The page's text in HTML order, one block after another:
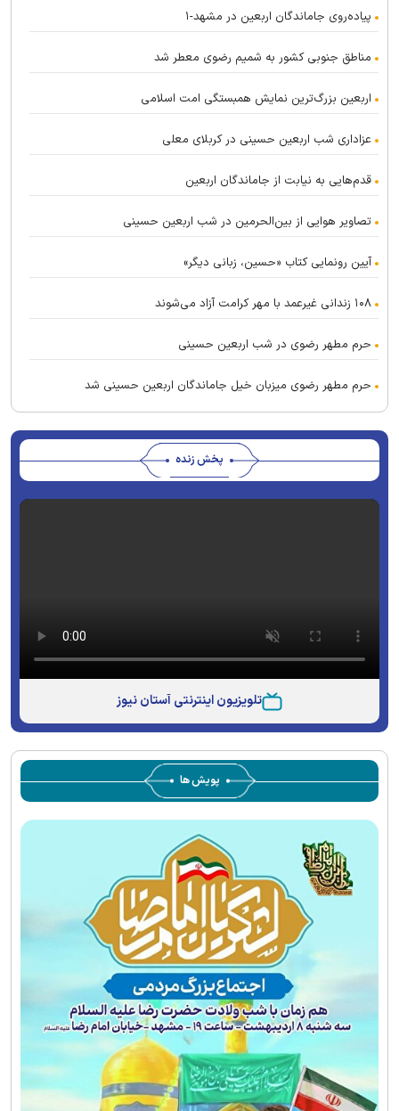
پیاده‌روی جاماندگان اربعین در مشهد-۱
مناطق جنوبی کشور به شمیم رضوی معطر شد
اربعین بزرگ‌ترین نمایش همبستگی امت اسلامی
عزاداری شب اربعین حسینی در کربلای معلی
قدم‌هایی به نیابت از جاماندگان اربعین
تصاویر هوایی از بین‌الحرمین در شب اربعین حسینی
آیین رونمایی کتاب «حسین، زبانی دیگر»
۱۰۸ زندانی غیرعمد با مهر کرامت آزاد می‌شوند
حرم مطهر رضوی در شب اربعین حسینی
حرم مطهر رضوی میزبان خیل جاماندگان اربعین حسینی شد
پخش زنده
تلویزیون اینترنتی آستان نیوز
پویش ها